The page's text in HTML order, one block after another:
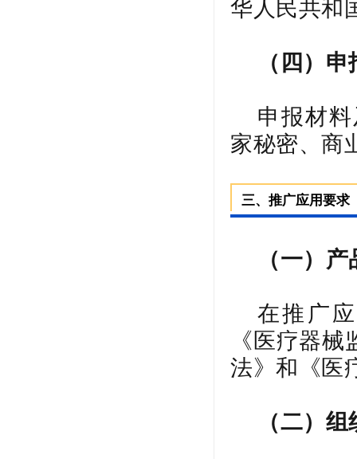
华人民共和
（四）
申报材
家秘密、商
三、推广应用要求
（一）
在推广
《医疗器
法》和《医
（二）